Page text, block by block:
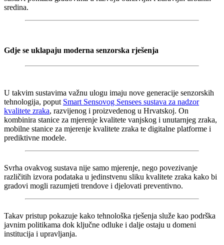
sredina.
Gdje se uklapaju moderna senzorska rješenja
U takvim sustavima važnu ulogu imaju nove generacije senzorskih
tehnologija, poput Smart Sensovog Sensees sustava za nadzor
kvalitete zraka, razvijenog i proizvedenog u Hrvatskoj. On
kombinira stanice za mjerenje kvalitete vanjskog i unutarnjeg zraka,
mobilne stanice za mjerenje kvalitete zraka te digitalne platforme i
prediktivne modele.
Svrha ovakvog sustava nije samo mjerenje, nego povezivanje
različitih izvora podataka u jedinstvenu sliku kvalitete zraka kako bi
gradovi mogli razumjeti trendove i djelovati preventivno.
Takav pristup pokazuje kako tehnološka rješenja služe kao podrška
javnim politikama dok ključne odluke i dalje ostaju u domeni
institucija i upravljanja.